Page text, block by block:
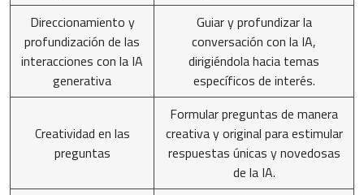
Direccionamiento y
profundización de las
interacciones con la IA
generativa
Guiar y profundizar la
conversación con la IA,
dirigiéndola hacia temas
específicos de interés.
Creatividad en las
preguntas
Formular preguntas de manera
creativa y original para estimular
respuestas únicas y novedosas
de la IA.